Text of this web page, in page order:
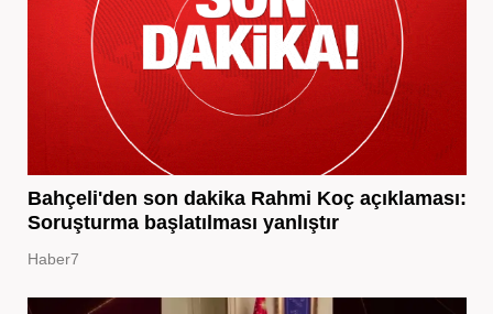
Bahçeli'den son dakika Rahmi Koç açıklaması:
Soruşturma başlatılması yanlıştır
Haber7